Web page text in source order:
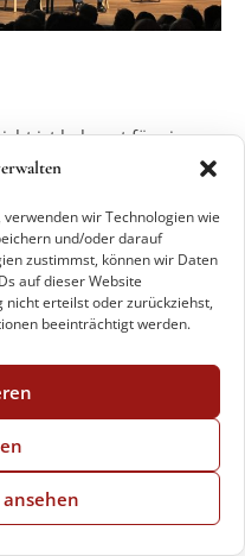
wir Technologien wie
und/oder darauf
zustimmst, können wir Daten
auf dieser Website
nicht erteilst oder zurückziehst,
beeinträchtigt werden.
ist bekannt für ein
dessen breites
der ganzen Welt nach
jeden
Faktor, denn
einer Messe bewertet.
Presseschau